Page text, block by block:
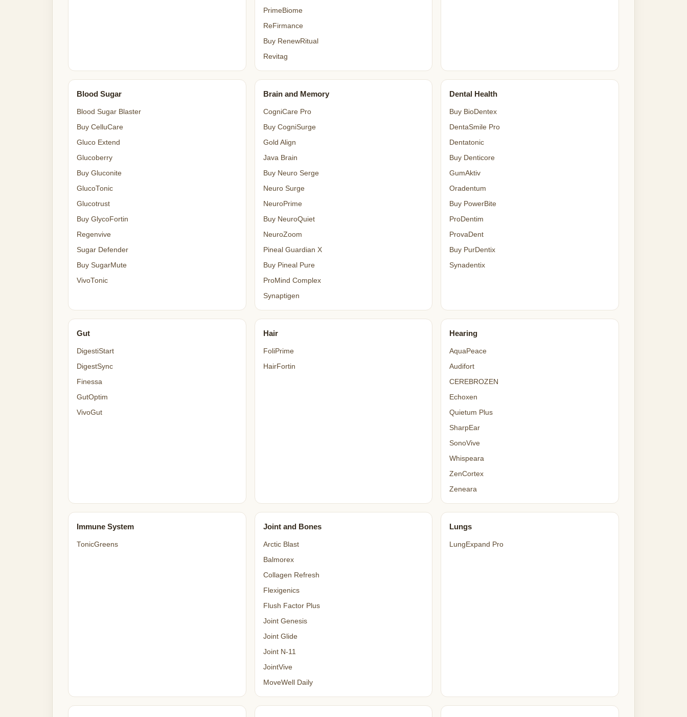
PrimeBiome
ReFirmance
Buy RenewRitual
Revitag
Blood Sugar
Blood Sugar Blaster
Buy CelluCare
Gluco Extend
Glucoberry
Buy Gluconite
GlucoTonic
Glucotrust
Buy GlycoFortin
Regenvive
Sugar Defender
Buy SugarMute
VivoTonic
Brain and Memory
CogniCare Pro
Buy CogniSurge
Gold Align
Java Brain
Buy Neuro Serge
Neuro Surge
NeuroPrime
Buy NeuroQuiet
NeuroZoom
Pineal Guardian X
Buy Pineal Pure
ProMind Complex
Synaptigen
Dental Health
Buy BioDentex
DentaSmile Pro
Dentatonic
Buy Denticore
GumAktiv
Oradentum
Buy PowerBite
ProDentim
ProvaDent
Buy PurDentix
Synadentix
Gut
DigestiStart
DigestSync
Finessa
GutOptim
VivoGut
Hair
FoliPrime
HairFortin
Hearing
AquaPeace
Audifort
CEREBROZEN
Echoxen
Quietum Plus
SharpEar
SonoVive
Whispeara
ZenCortex
Zeneara
Immune System
TonicGreens
Joint and Bones
Arctic Blast
Balmorex
Collagen Refresh
Flexigenics
Flush Factor Plus
Joint Genesis
Joint Glide
Joint N-11
JointVive
MoveWell Daily
Lungs
LungExpand Pro